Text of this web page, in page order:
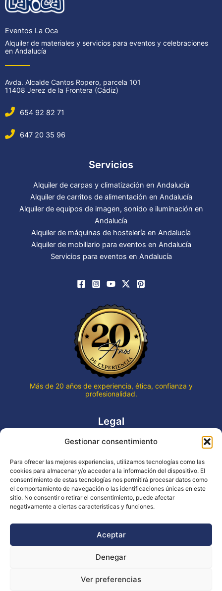
Gestionar consentimiento
Para ofrecer las mejores experiencias, utilizamos tecnologías como las
cookies para almacenar y/o acceder a la información del dispositivo. El
consentimiento de estas tecnologías nos permitirá procesar datos como
el comportamiento de navegación o las identificaciones únicas en este
sitio. No consentir o retirar el consentimiento, puede afectar
negativamente a ciertas características y funciones.
Aceptar
Denegar
Ver preferencias
Eventos La Oca
Alquiler de materiales y servicios para eventos y celebraciones
en Andalucía
Avda. Alcalde Cantos Ropero, parcela 101
11408 Jerez de la Frontera (Cádiz)
654 92 82 71
647 20 35 96
Servicios
Alquiler de carpas y climatización en Andalucía
Alquiler de carritos de alimentación en Andalucía
Alquiler de equipos de imagen, sonido e iluminación en
Andalucía
Alquiler de máquinas de hostelería en Andalucía
Alquiler de mobiliario para eventos en Andalucía
Servicios para eventos en Andalucía
Más de 20 años de experiencia, ética, confianza y
profesionalidad.
Legal
Aviso legal
Declaración de accesibilidad
Política de cookies (UE)